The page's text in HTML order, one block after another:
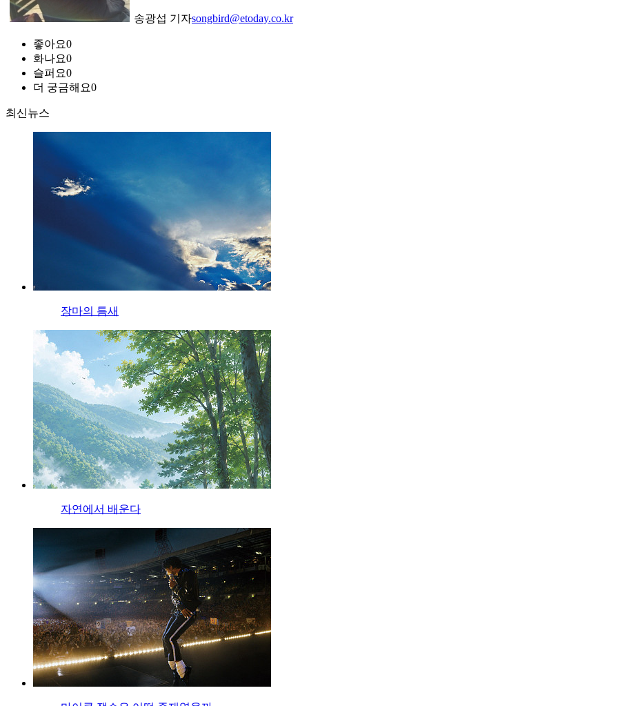
송광섭 기자songbird@etoday.co.kr
좋아요0
화나요0
슬퍼요0
더 궁금해요0
최신뉴스
장마의 틈새
자연에서 배운다